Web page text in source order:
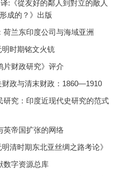
:《從友好的鄰人到對立的敵人
成的？》出版
荷兰东印度公司与海域亚洲
时期铭文火铳
片财政研究》评介
政与清末财政：1860—1910
究：印度近现代史研究的范式
英帝国扩张的网络
清时期东北亚丝绸之路考论》
数字资源总库